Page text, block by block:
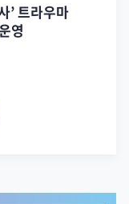
’ 트라우마
영